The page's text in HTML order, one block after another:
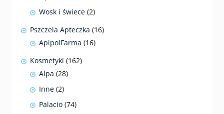
Wosk i świece 22
Pszczela Apteczka 1616
ApipolFarma 1616
Kosmetyki 162162
Alpa 2828
Inne 22
Palacio 7474